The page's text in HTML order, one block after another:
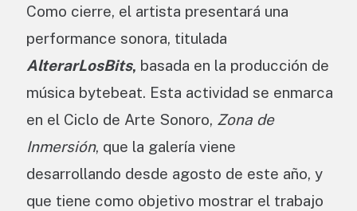
Como cierre, el artista presentará una
performance sonora, titulada
AlterarLosBits, basada en la producción de
música bytebeat. Esta actividad se enmarca
en el Ciclo de Arte Sonoro, Zona de
Inmersión, que la galería viene
desarrollando desde agosto de este año, y
que tiene como objetivo mostrar el trabajo